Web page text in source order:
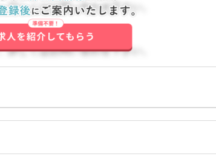
詳しくはお問い合わせ下さい。
詳しくはお問い合わせ下さい。